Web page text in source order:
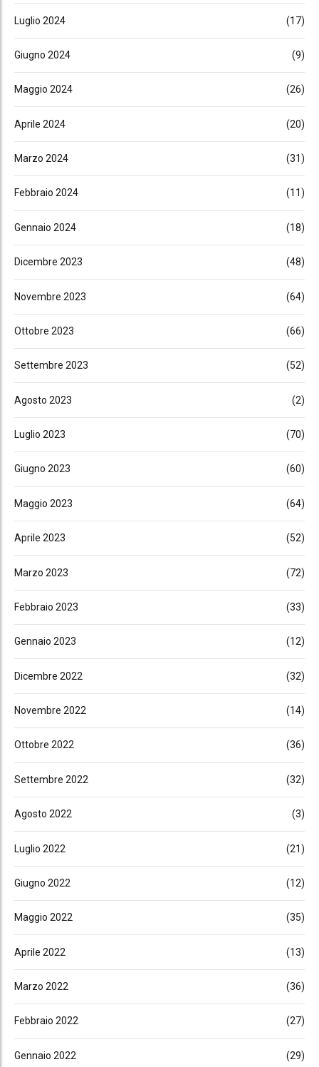
Luglio 2024 (17)
Giugno 2024 (9)
Maggio 2024 (26)
Aprile 2024 (20)
Marzo 2024 (31)
Febbraio 2024 (11)
Gennaio 2024 (18)
Dicembre 2023 (48)
Novembre 2023 (64)
Ottobre 2023 (66)
Settembre 2023 (52)
Agosto 2023 (2)
Luglio 2023 (70)
Giugno 2023 (60)
Maggio 2023 (64)
Aprile 2023 (52)
Marzo 2023 (72)
Febbraio 2023 (33)
Gennaio 2023 (12)
Dicembre 2022 (32)
Novembre 2022 (14)
Ottobre 2022 (36)
Settembre 2022 (32)
Agosto 2022 (3)
Luglio 2022 (21)
Giugno 2022 (12)
Maggio 2022 (35)
Aprile 2022 (13)
Marzo 2022 (36)
Febbraio 2022 (27)
Gennaio 2022 (29)